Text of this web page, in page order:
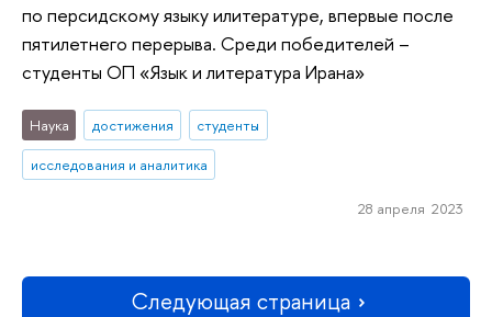
по персидскому языку илитературе, впервые после
пятилетнего перерыва. Среди победителей –
студенты ОП «Язык и литература Ирана»
Наука достижения
студенты
исследования и аналитика
28 апреля 2023
Следующая страница